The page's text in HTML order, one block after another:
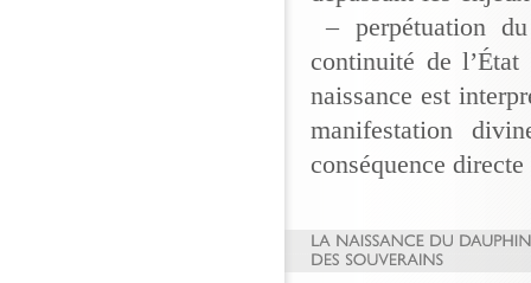
– perpétuation
continuité de l’État
naissance est
manifestation
conséquence